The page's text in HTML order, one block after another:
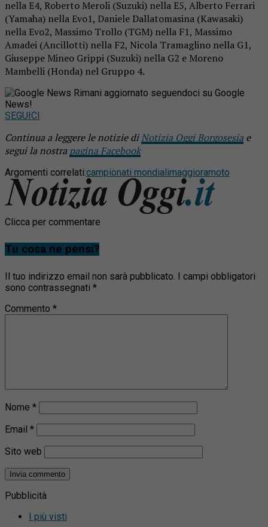
nella E4, Roberto Meroli (Suzuki) nella E5, Alberto Ferrari
(Yamaha) nella Evo1, Daniele Dallatomasina (Kawasaki)
nella Evo2, Massimo Trollo (TGM) nella F1, Massimo
Amadei (Ancillotti) nella F2, Nicola Tramaglino nella G1,
Giuseppe Mineo Grippi (Suzuki) nella G2 e Moreno
Mambelli (Honda) nel Gruppo 4.
Rimani aggiornato seguendoci su Google
News!
SEGUICI
Continua a leggere le notizie diNotizia Oggi Borgosesia e
segui la nostra pagina Facebook
Argomenti correlati:campionati mondialimaggioramoto
Clicca per commentare
Tu cosa ne pensi?
Il tuo indirizzo email non sarà pubblicato. I campi obbligatori
sono contrassegnati *
Commento *
Nome *
Email *
Sito web
Pubblicità
I più visti